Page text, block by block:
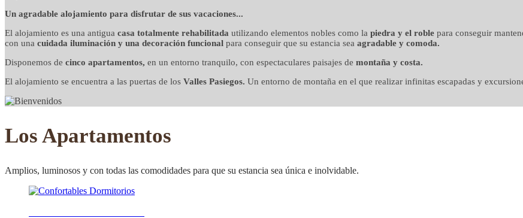
Un agradable alojamiento para disfrutar de sus vacaciones...
El alojamiento es una antigua casa totalmente rehabilitada utilizando elementos nobles como la piedra y el roble para conseguir
con una cuidada iluminación y una decoración funcional para conseguir que su estancia sea agradable y comoda.
Disponemos de cinco apartamentos, en un entorno tranquilo, con espectaculares paisajes de montaña y costa.
El alojamiento se encuentra a las puertas de los Valles Pasiegos. Un entorno de montaña en el que realizar infinitas escapadas y
Los Apartamentos
Amplios, luminosos y con todas las comodidades para que su estancia sea única e inolvidable.